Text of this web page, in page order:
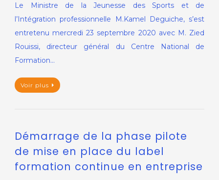
Le Ministre de la Jeunesse des Sports et de
l’Intégration professionnelle M.Kamel Deguiche, s’est
entretenu mercredi 23 septembre 2020 avec M. Zied
Rouissi, directeur général du Centre National de
Formation…
Voir plus
Démarrage de la phase pilote
de mise en place du label
formation continue en entreprise